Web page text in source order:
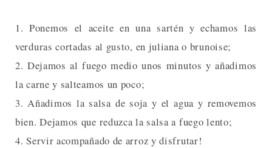
1. Ponemos el aceite en una sartén y echamos las
verduras cortadas al gusto, en juliana o brunoise;
2. Dejamos al fuego medio unos minutos y añadimos
la carne y salteamos un poco;
3. Añadimos la salsa de soja y el agua y removemos
bien. Dejamos que reduzca la salsa a fuego lento;
4. Servir acompañado de arroz y disfrutar!